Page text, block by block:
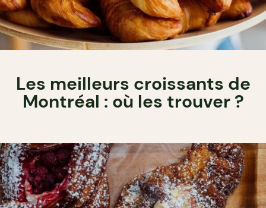
Les meilleurs croissants de
Montréal : où les trouver ?